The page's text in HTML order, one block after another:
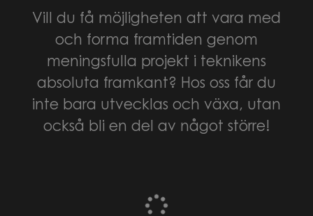
Vill du få möjligheten att vara med
och forma framtiden genom
meningsfulla projekt i teknikens
absoluta framkant? Hos oss får du
inte bara utvecklas och växa, utan
också bli en del av något större!